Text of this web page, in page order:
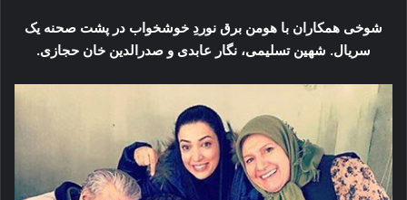
شوخی همکاران با هومن برق نوردِ خوشخواب در پشت صحنه یک
سریال. شهین تسلیمی، نگار عابدی و صدرالدین خان حجازی.